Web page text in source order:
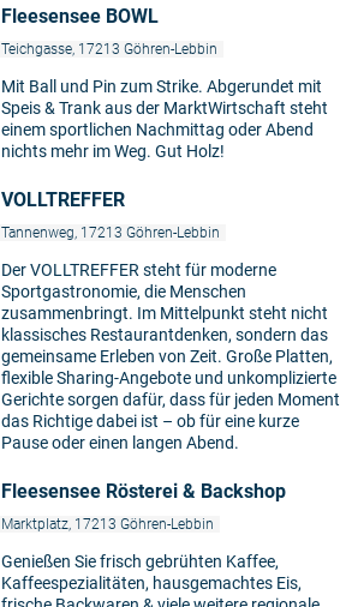
Fleesensee BOWL
Teichgasse, 17213 Göhren-Lebbin
Mit Ball und Pin zum Strike. Abgerundet mit
Speis & Trank aus der MarktWirtschaft steht
einem sportlichen Nachmittag oder Abend
nichts mehr im Weg. Gut Holz!
VOLLTREFFER
Tannenweg, 17213 Göhren-Lebbin
Der VOLLTREFFER steht für moderne
Sportgastronomie, die Menschen
zusammenbringt. Im Mittelpunkt steht nicht
klassisches Restaurantdenken, sondern das
gemeinsame Erleben von Zeit. Große Platten,
flexible Sharing-Angebote und unkomplizierte
Gerichte sorgen dafür, dass für jeden Moment
das Richtige dabei ist – ob für eine kurze
Pause oder einen langen Abend.
Fleesensee Rösterei & Backshop
Marktplatz, 17213 Göhren-Lebbin
Genießen Sie frisch gebrühten Kaffee,
Kaffeespezialitäten, hausgemachtes Eis,